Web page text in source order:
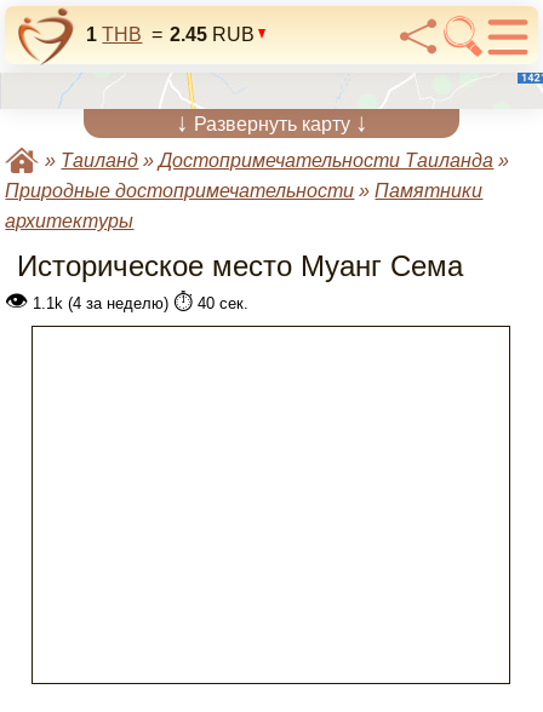
1 THB = 2.45 RUB
↓ Развернуть карту ↓
» Таиланд »Достопримечательности Таиланда »
Природные достопримечательности »Памятники
архитектуры
Историческое место Муанг Сема
👁 1.1k (4 за неделю) ⏱️ 40 сек.